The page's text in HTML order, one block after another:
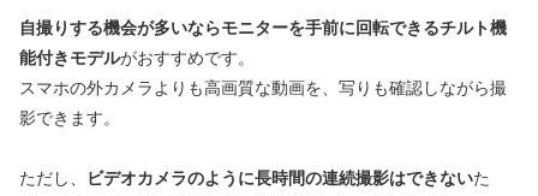
自撮りする機会が多いならモニターを手前に回転できるチルト機
能付きモデルがおすすめです。
スマホの外カメラよりも高画質な動画を、写りも確認しながら撮
影できます。
ただし、 ビデオカメラのように長時間の連続撮影はできないた